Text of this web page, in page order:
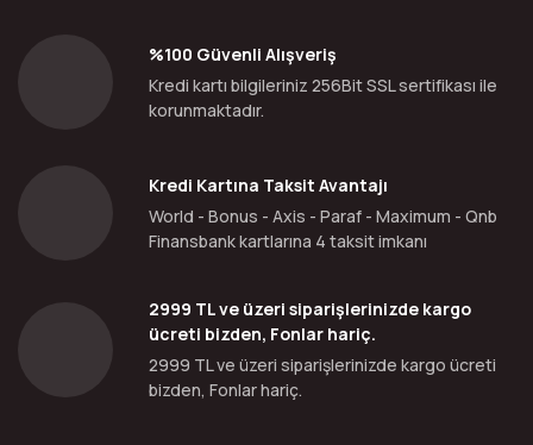
%100 Güvenli Alışveriş
Kredi kartı bilgileriniz 256Bit SSL sertifikası ile
korunmaktadır.
Kredi Kartına Taksit Avantajı
World - Bonus - Axis - Paraf - Maximum - Qnb
Finansbank kartlarına 4 taksit imkanı
2999 TL ve üzeri siparişlerinizde kargo
ücreti bizden, Fonlar hariç.
2999 TL ve üzeri siparişlerinizde kargo ücreti
bizden, Fonlar hariç.